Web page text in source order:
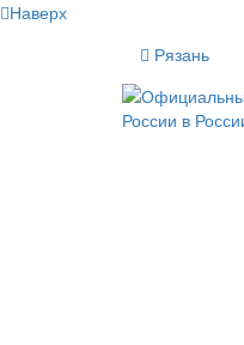
Наверх
Рязань